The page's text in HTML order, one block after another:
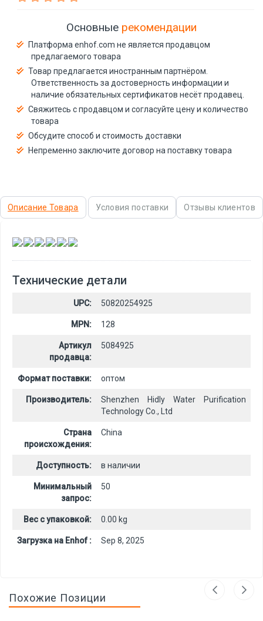
Основные рекомендации
Платформа enhof.com не является продавцом
предлагаемого товара
Товар предлагается иностранным партнёром.
Ответственность за достоверность информации и
наличие обязательных сертификатов несёт продавец.
Свяжитесь с продавцом и согласуйте цену и количество
товара
Обсудите способ и стоимость доставки
Непременно заключите договор на поставку товара
Описание Товара Условия поставки Отзывы клиентов
, , , , ,
Технические детали
UPC: 50820254925
MPN: 128
Артикул
продавца:
5084925
Формат поставки: оптом
Производитель:
Shenzhen Hidly Water Purification
Technology Co., Ltd
Страна
происхождения:
China
Доступность: в наличии
Минимальный
запрос:
50
Вес с упаковкой: 0.00 kg
Загрузка на Enhof : Sep 8, 2025
Похожие Позиции